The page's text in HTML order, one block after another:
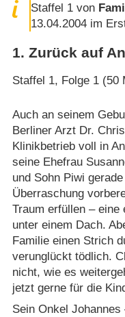
Staffel 1 von
13.04.2004 im
1. Zurück auf
Staffel 1, Folge 1 (50
Auch an seinem
Berliner Arzt Dr.
Klinikbetrieb voll in
seine Ehefrau
und Sohn Piwi
Überraschung
Traum erfüllen – eine
unter einem Dach.
Familie einen Strich
verunglückt tödlich.
nicht, wie es
jetzt gerne für die
Sein Onkel